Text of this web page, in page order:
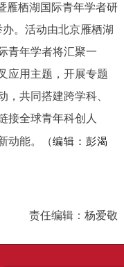
栖湖国际青年学者研
。活动由北京雁栖湖
青年学者将汇聚一
应用主题，开展专题
，共同搭建跨学科、
接全球青年科创人
动能。（编辑：彭渴
责任编辑：杨爱敬